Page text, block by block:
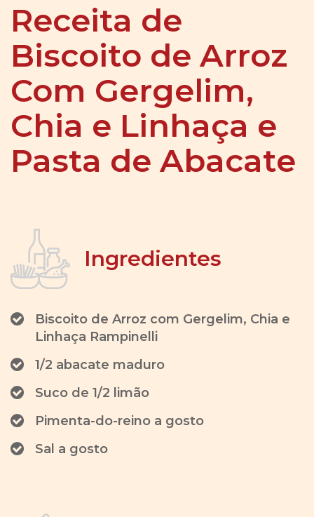
Receita de
Biscoito de Arroz
Com Gergelim,
Chia e Linhaça e
Pasta de Abacate
Ingredientes
Biscoito de Arroz com Gergelim, Chia e
Linhaça Rampinelli
1/2 abacate maduro
Suco de 1/2 limão
Pimenta-do-reino a gosto
Sal a gosto